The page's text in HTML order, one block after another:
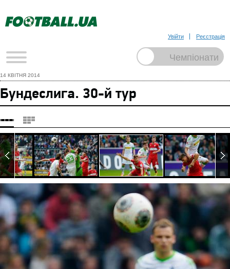
Увійти Реєстрація
14 КВІТНЯ 2014
Бундеслига. 30-й тур